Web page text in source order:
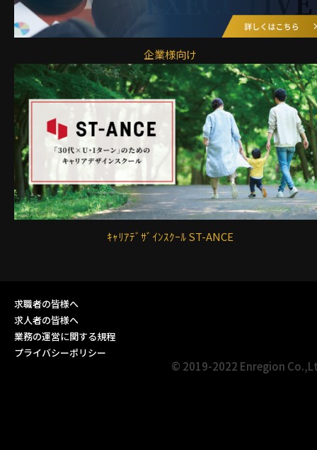
企業様向け
ｷｬﾘｱﾃﾞｻﾞｲﾝｽｸｰﾙ ST-ANCE
求職者の皆様へ
求人者の皆様へ
業務の運営に関する規程
プライバシーポリシー
© 2019-2022 Enregion